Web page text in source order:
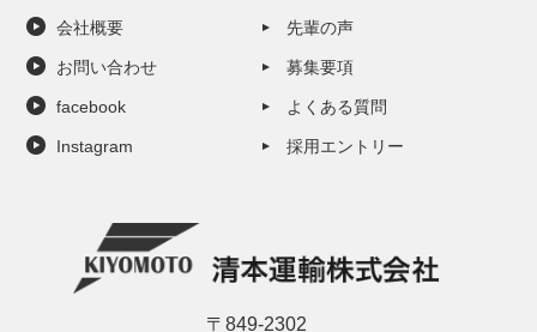
会社概要
お問い合わせ
facebook
Instagram
先輩の声
募集要項
よくある質問
採用エントリー
〒849-2302